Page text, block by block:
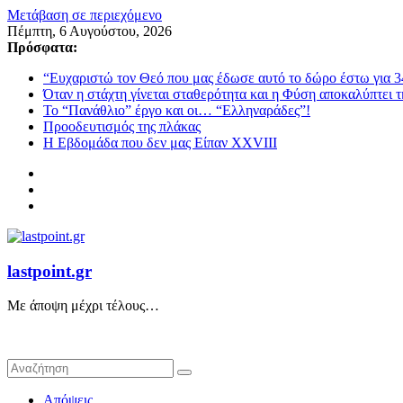
Μετάβαση σε περιεχόμενο
Πέμπτη, 6 Αυγούστου, 2026
Πρόσφατα:
“Ευχαριστώ τον Θεό που μας έδωσε αυτό το δώρο έστω για
Όταν η στάχτη γίνεται σταθερότητα και η Φύση αποκαλύπτει
Το “Πανάθλιο” έργο και οι… “Ελληναράδες”!
Προοδευτισμός της πλάκας
Η Εβδομάδα που δεν μας Είπαν XXVIII
lastpoint.gr
Με άποψη μέχρι τέλους…